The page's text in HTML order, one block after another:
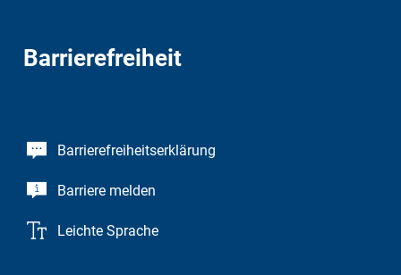
Barrierefreiheit
Barrierefreiheitserklärung
Barriere melden
Leichte Sprache